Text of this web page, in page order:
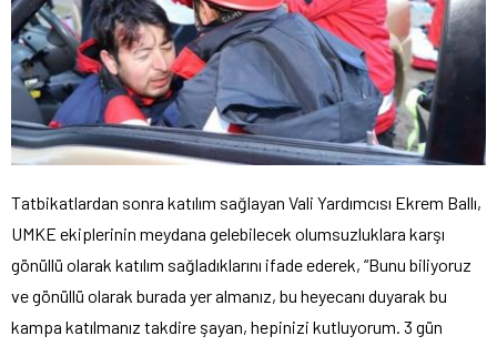
Tatbikatlardan sonra katılım sağlayan Vali Yardımcısı Ekrem Ballı,
UMKE ekiplerinin meydana gelebilecek olumsuzluklara karşı
gönüllü olarak katılım sağladıklarını ifade ederek, “Bunu biliyoruz
ve gönüllü olarak burada yer almanız, bu heyecanı duyarak bu
kampa katılmanız takdire şayan, hepinizi kutluyorum. 3 gün